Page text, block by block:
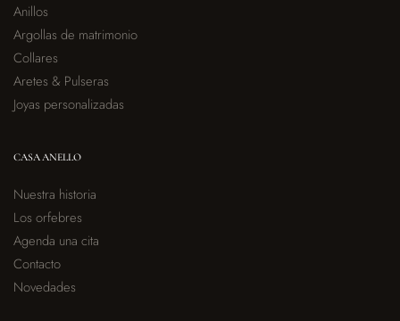
Anillos
Argollas de matrimonio
Collares
Aretes & Pulseras
Joyas personalizadas
CASA ANELLO
Nuestra historia
Los orfebres
Agenda una cita
Contacto
Novedades